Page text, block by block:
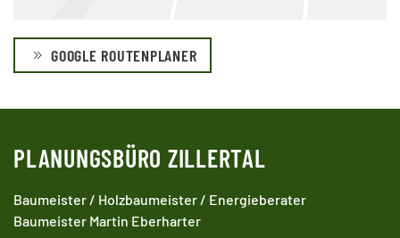
GOOGLE ROUTENPLANER
PLANUNGSBÜRO ZILLERTAL
Baumeister / Holzbaumeister / Energieberater
Baumeister Martin Eberharter